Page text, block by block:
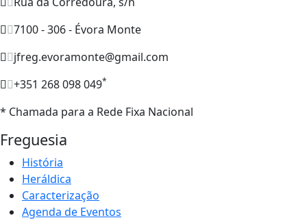
7100 - 306 - Évora Monte
jfreg.evoramonte@gmail.com
+351 268 098 049*
* Chamada para a Rede Fixa Nacional
Freguesia
História
Heráldica
Caracterização
Agenda de Eventos